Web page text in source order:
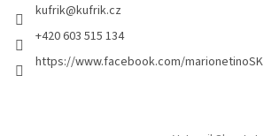
kufrik@kufrik.cz
+420 603 515 134
https://www.facebook.com/marionetinoSK